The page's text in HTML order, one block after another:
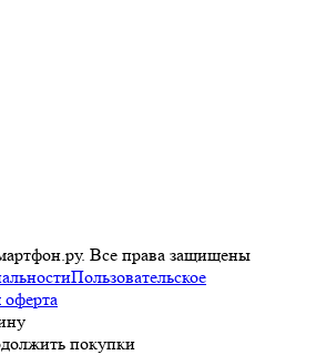
Все права защищены
Пользовательское
покупки